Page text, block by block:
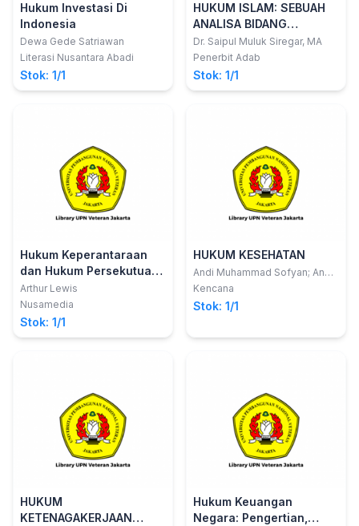
Hukum Investasi Di
Indonesia
Dewa Gede Satriawan
Literasi Nusantara Abadi
Stok: 1/1
HUKUM ISLAM: SEBUAH
ANALISA BIDANG
PERKAWINAN DAN
WARISAN DI SUMATERA
UTARA
Dr. Saipul Muluk Siregar, MA
Penerbit Adab
Stok: 1/1
Hukum Keperantaraan
dan Hukum Persekutuan
Perdata
Arthur Lewis
Nusamedia
Stok: 1/1
HUKUM KESEHATAN
Andi Muhammad Sofyan; Andy
Parawansa S
Kencana
Stok: 1/1
HUKUM
KETENAGAKERJAAN
Hukum Keuangan
Negara: Pengertian,